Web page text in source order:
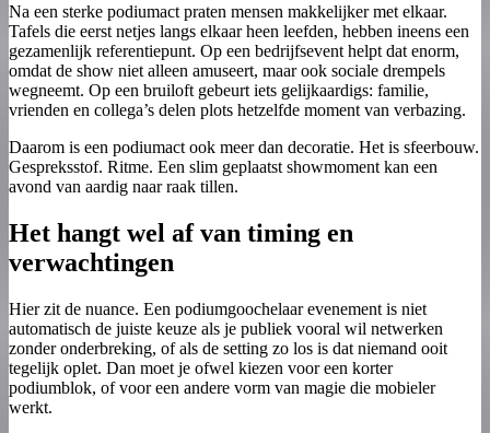
Na een sterke podiumact praten mensen makkelijker met elkaar.
Tafels die eerst netjes langs elkaar heen leefden, hebben ineens een
gezamenlijk referentiepunt. Op een bedrijfsevent helpt dat enorm,
omdat de show niet alleen amuseert, maar ook sociale drempels
wegneemt. Op een bruiloft gebeurt iets gelijkaardigs: familie,
vrienden en collega’s delen plots hetzelfde moment van verbazing.
Daarom is een podiumact ook meer dan decoratie. Het is sfeerbouw.
Gespreksstof. Ritme. Een slim geplaatst showmoment kan een
avond van aardig naar raak tillen.
Het hangt wel af van timing en
verwachtingen
Hier zit de nuance. Een podiumgoochelaar evenement is niet
automatisch de juiste keuze als je publiek vooral wil netwerken
zonder onderbreking, of als de setting zo los is dat niemand ooit
tegelijk oplet. Dan moet je ofwel kiezen voor een korter
podiumblok, of voor een andere vorm van magie die mobieler
werkt.